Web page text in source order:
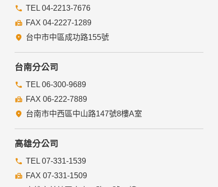
TEL 04-2213-7676
FAX 04-2227-1289
台中市中區成功路155號
台南分公司
TEL 06-300-9689
FAX 06-222-7889
台南市中西區中山路147號8樓A室
高雄分公司
TEL 07-331-1539
FAX 07-331-1509